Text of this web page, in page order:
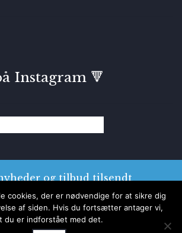
Instagram 🔻
& Atelier 2026
og tilbud tilsendt
dig mit nyhedsbrevHER
cookies, der er nødvendige for at sikre dig
af siden. Hvis du fortsætter antager vi,
du er indforstået med det.